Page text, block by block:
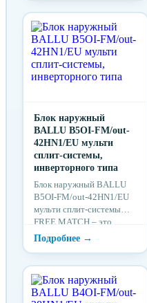
незаменимо при решении
задач кондиционирования
воздуха в
многоквартирных домах,
коттеджах, офисах,
гостиницах, ресторанах.
Блок наружный
BALLU B5OI-FM/out-
42HN1/EU мульти
сплит-системы,
инверторного типа
Блок наружный BALLU
B5OI-FM/out-42HN1/EU
мульти сплит-системы
FREE MATCH – это
климатическое
оборудование нового
незаменимо при решении
задач кондиционирования
воздуха в